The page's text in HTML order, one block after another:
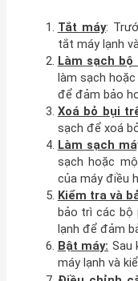
Tắt máy:
tắt máy lạnh
Làm sạch bộ
làm sạch
để đảm bảo
Xoá bỏ bụi
sạch để xoá
Làm sạch
sạch hoặc
của máy điều
Kiểm tra và
bảo trì các bộ
lạnh để đảm
Bật máy: Sau
máy lạnh và